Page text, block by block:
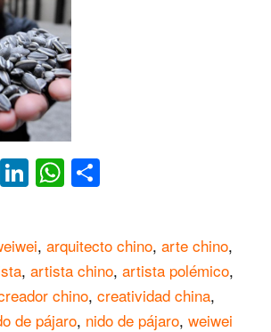
EmailLinkedIn
WhatsApp
, arquitecto chino, arte chino,
, artista chino, artista polémico,
chino, creatividad china,
de pájaro, nido de pájaro, weiwei